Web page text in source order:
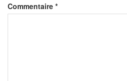
Commentaire *